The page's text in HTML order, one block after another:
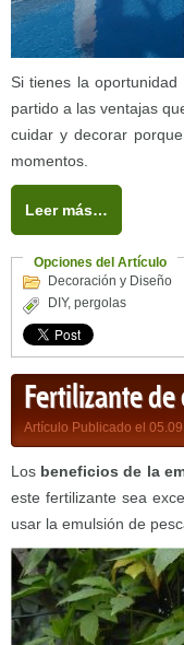
Si tienes la
partido a las ventajas
cuidar y decorar
momentos.
Leer más…
Opciones del Artículo
Decoración y Diseño
DIY, pergolas
Fertilizante
Artículo Publicado el
Los beneficios de la
este fertilizante sea
usar la emulsión de